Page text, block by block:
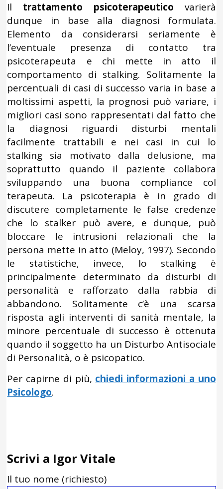
Il trattamento psicoterapeutico varierà
dunque in base alla diagnosi formulata.
Elemento da considerarsi seriamente è
l’eventuale presenza di contatto tra
psicoterapeuta e chi mette in atto il
comportamento di stalking. Solitamente la
percentuali di casi di successo varia in base a
moltissimi aspetti, la prognosi può variare, i
migliori casi sono rappresentati dal fatto che
la diagnosi riguardi disturbi mentali
facilmente trattabili e nei casi in cui lo
stalking sia motivato dalla delusione, ma
soprattutto quando il paziente collabora
sviluppando una buona compliance col
terapeuta. La psicoterapia è in grado di
discutere completamente le false credenze
che lo stalker può avere, e dunque, può
bloccare le intrusioni relazionali che la
persona mette in atto (Meloy, 1997). Secondo
le statistiche, invece, lo stalking è
principalmente determinato da disturbi di
personalità e rafforzato dalla rabbia di
abbandono. Solitamente c’è una scarsa
risposta agli interventi di sanità mentale, la
minore percentuale di successo è ottenuta
quando il soggetto ha un Disturbo Antisociale
di Personalità, o è psicopatico.
Per capirne di più, chiedi informazioni a uno
Psicologo.
Scrivi a Igor Vitale
Il tuo nome (richiesto)